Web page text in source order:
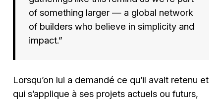
of something larger — a global network
of builders who believe in simplicity and
impact.”
Lorsqu’on lui a demandé ce qu’il avait retenu et
qui s’applique à ses projets actuels ou futurs,